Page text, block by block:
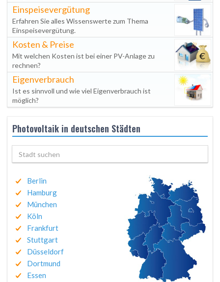
Einspeisevergütung
Erfahren Sie alles Wissenswerte zum Thema
Einspeisevergütung.
Kosten & Preise
Mit welchen Kosten ist bei einer PV-Anlage zu
rechnen?
Eigenverbrauch
Ist es sinnvoll und wie viel Eigenverbrauch ist
möglich?
Photovoltaik in deutschen Städten
Berlin
Hamburg
München
Köln
Frankfurt
Stuttgart
Düsseldorf
Dortmund
Essen